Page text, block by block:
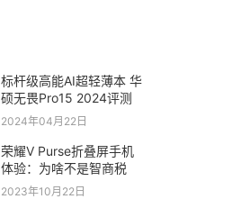
标杆级高能AI超轻薄本 华
硕无畏Pro15 2024评测
2024年04月22日
荣耀V Purse折叠屏手机
体验：为啥不是智商税
2023年10月22日